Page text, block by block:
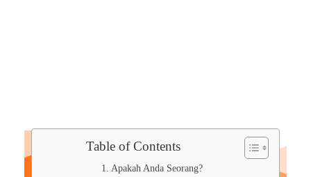
Table of Contents
Apakah Anda Seorang?